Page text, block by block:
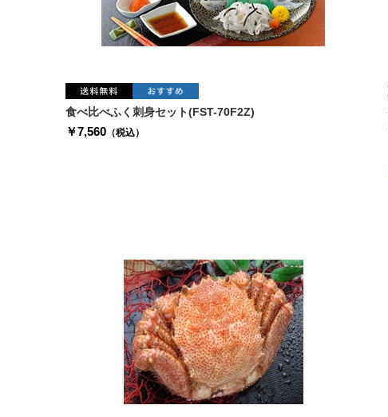
食べ比べふく刺身セット(FST-70F2Z)
￥7,560 （税込）